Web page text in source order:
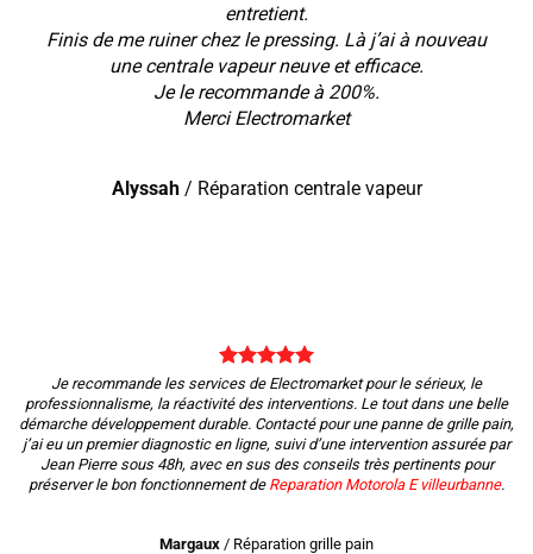
entretient.
Finis de me ruiner chez le pressing. Là j’ai à nouveau
une centrale vapeur neuve et efficace.
Je le recommande à 200%.
Merci Electromarket
Alyssah / Réparation centrale vapeur
Je recommande les services de Electromarket pour le sérieux, le
professionnalisme, la réactivité des interventions. Le tout dans une belle
démarche développement durable. Contacté pour une panne de grille pain,
j’ai eu un premier diagnostic en ligne, suivi d’une intervention assurée par
Jean Pierre sous 48h, avec en sus des conseils très pertinents pour
préserver le bon fonctionnement de Reparation Motorola E villeurbanne.
Margaux / Réparation grille pain